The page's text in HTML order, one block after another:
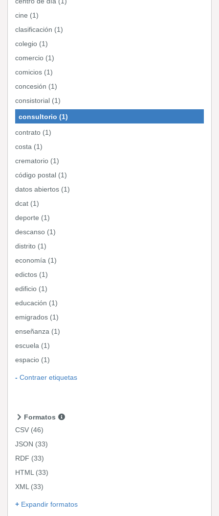
cine (1)
clasificación (1)
colegio (1)
comercio (1)
comicios (1)
concesión (1)
consistorial (1)
consultorio (1)
contrato (1)
costa (1)
crematorio (1)
código postal (1)
datos abiertos (1)
dcat (1)
deporte (1)
descanso (1)
distrito (1)
economía (1)
edictos (1)
edificio (1)
educación (1)
emigrados (1)
enseñanza (1)
escuela (1)
espacio (1)
Contraer etiquetas
Formatos
CSV (46)
JSON (33)
RDF (33)
HTML (33)
XML (33)
Expandir formatos